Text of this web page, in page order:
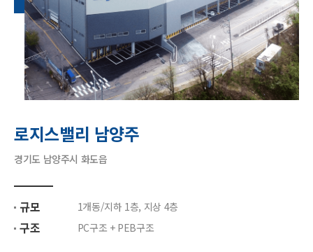
로지스밸리 남양주
경기도 남양주시 화도읍
규모 1개동/지하 1층, 지상 4층
구조 PC구조 + PEB구조